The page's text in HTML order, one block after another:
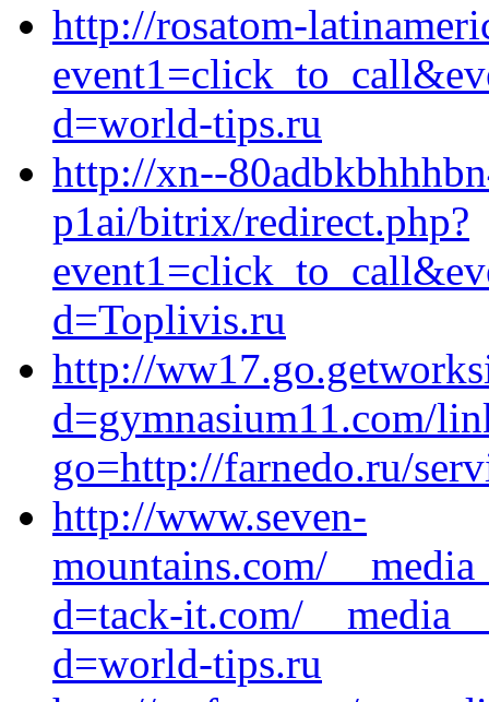
http://rosatom-
d=world-tips.ru
http://xn--
p1ai/bitrix/redirect.php?
d=Toplivis.ru
http://
d=gymnasium11.com/
go=http://farnedo.ru/
http://www.seven-
mountains.com/
d=tack-it.com/
d=world-tips.ru